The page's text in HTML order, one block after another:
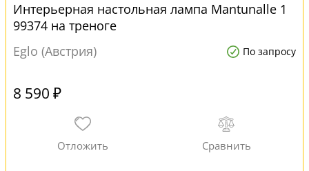
Интерьерная настольная лампа Mantunalle 1
99374 на треноге
Eglo (Австрия)
По запросу
8 590 ₽